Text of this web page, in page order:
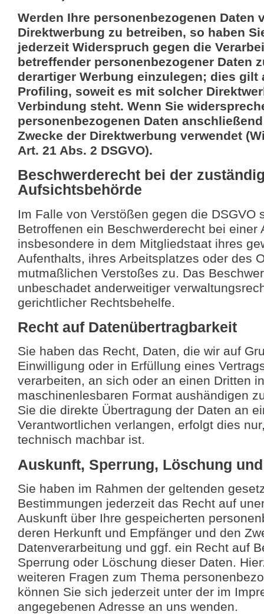
Werden Ihre personenbezogenen Daten
Direktwerbung zu betreiben, so haben
jederzeit Widerspruch gegen die
betreffender personenbezogener Daten
derartiger Werbung einzulegen; dies gilt
Profiling, soweit es mit solcher
Verbindung steht. Wenn Sie
personenbezogenen Daten
Zwecke der Direktwerbung verwendet
Art. 21 Abs. 2 DSGVO).
Beschwerderecht bei der
Aufsichtsbehörde
Im Falle von Verstößen gegen die DSGVO
Betroffenen ein Beschwerderecht bei einer
insbesondere in dem Mitgliedstaat ihres
Aufenthalts, ihres Arbeitsplatzes oder des
mutmaßlichen Verstoßes zu. Das
unbeschadet anderweitiger
gerichtlicher Rechtsbehelfe.
Recht auf Datenübertragbarkeit
Sie haben das Recht, Daten, die wir auf
Einwilligung oder in Erfüllung eines
verarbeiten, an sich oder an einen Dritten
maschinenlesbaren Format aushändigen
Sie die direkte Übertragung der Daten an
Verantwortlichen verlangen, erfolgt dies
technisch machbar ist.
Auskunft, Sperrung, Löschung
Sie haben im Rahmen der geltenden
Bestimmungen jederzeit das Recht auf
Auskunft über Ihre gespeicherten
deren Herkunft und Empfänger und den
Datenverarbeitung und ggf. ein Recht auf
Sperrung oder Löschung dieser Daten.
weiteren Fragen zum Thema
können Sie sich jederzeit unter der im
angegebenen Adresse an uns wenden.